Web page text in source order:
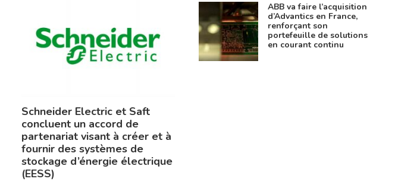
Schneider Electric et Saft
concluent un accord de
partenariat visant à créer et à
fournir des systèmes de
stockage d’énergie électrique
(EESS)
ABB va faire l’acquisition
d’Advantics en France,
renforçant son
portefeuille de solutions
en courant continu